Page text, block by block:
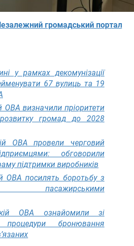
громадський портал
у рамках декомунізації
67 вулиць та 19
ОВА визначили пріоритети
громад до 2028
ОВА провели черговий
обговорили
підтримки виробників
ОВА посилять боротьбу з
пасажирськими
ОВА ознайомили зі
бронювання